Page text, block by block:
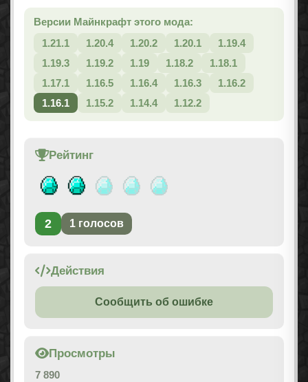
Версии Майнкрафт этого мода:
1.21.1
1.20.4 1.20.2 1.20.1
1.19.4
1.19.3
1.19.2 1.19 1.18.2
1.18.1
1.17.1
1.16.5 1.16.4 1.16.3
1.16.2
1.16.1
1.15.2 1.14.4 1.12.2
Рейтинг
2 1 голосов
Действия
Сообщить об ошибке
Просмотры
7 890